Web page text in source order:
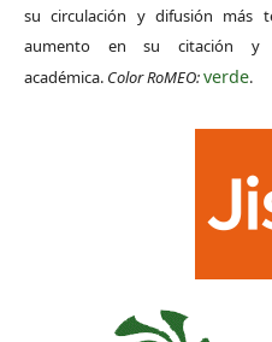
su circulación y difusión más
aumento en su citación y
académica. Color RoMEO:verde.